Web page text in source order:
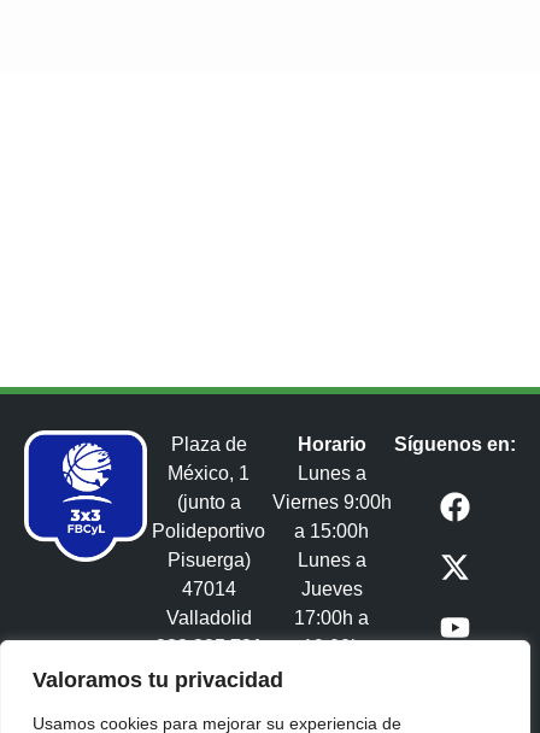
Valoramos tu privacidad
Usamos cookies para mejorar su experiencia de
Plaza de
México, 1
(junto a
Polideportivo
Pisuerga)
47014
Valladolid
983 395 731
3x3castillayleon@fbcyl.es​
Horario
Lunes a
Viernes 9:00h
a 15:00h
Lunes a
Jueves
17:00h a
19:00h
Síguenos en: